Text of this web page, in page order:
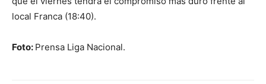
local Franca (18:40).
Foto: Prensa Liga Nacional.